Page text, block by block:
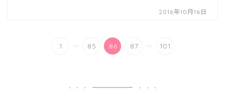
2016年10月16日
1 ... 85 86 87 ... 101